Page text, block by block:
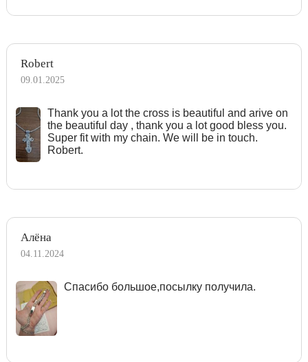
Robert
09.01.2025
Тhank you a lot the cross is beautiful and arive on
the beautiful day , thank you a lot good bless you.
Super fit with my chain. We will be in touch.
Robert.
Алёна
04.11.2024
Спасибо большое,посылку получила.